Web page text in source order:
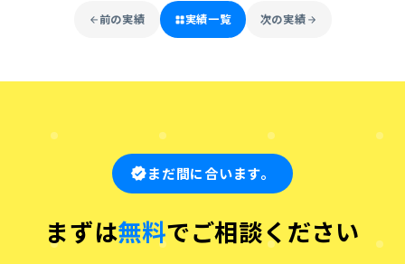
arrow_back 前の実績 grid_view実績一覧 次の実績 arrow_forward
verifiedまだ間に合います。
まずは無料でご相談ください